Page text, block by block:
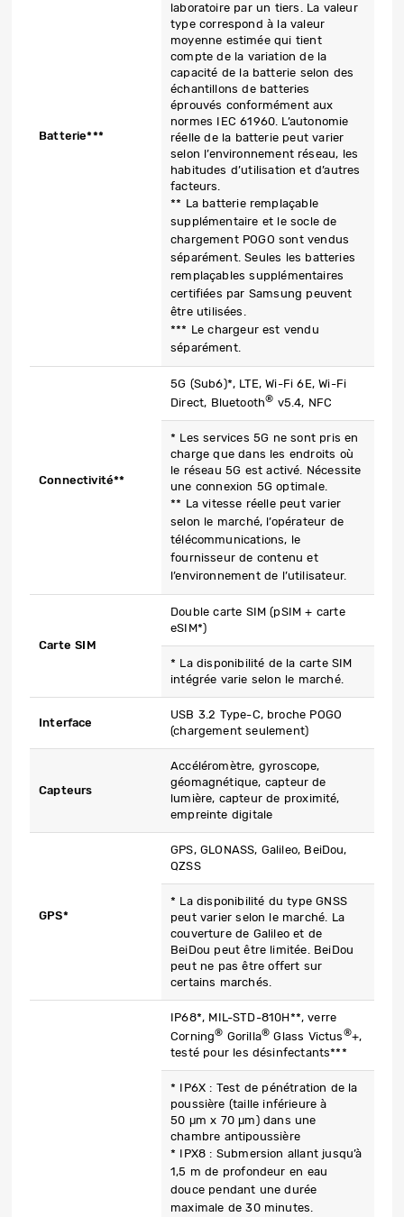
Batterie***
laboratoire par un tiers. La valeur
type correspond à la valeur
moyenne estimée qui tient
compte de la variation de la
capacité de la batterie selon des
échantillons de batteries
éprouvés conformément aux
normes IEC 61960. L’autonomie
réelle de la batterie peut varier
selon l’environnement réseau, les
habitudes d’utilisation et d’autres
facteurs.
** La batterie remplaçable
supplémentaire et le socle de
chargement POGO sont vendus
séparément. Seules les batteries
remplaçables supplémentaires
certifiées par Samsung peuvent
être utilisées.
*** Le chargeur est vendu
séparément.
Connectivité**
5G (Sub6)*, LTE, Wi-Fi 6E, Wi-Fi
Direct, Bluetooth® v5.4, NFC
* Les services 5G ne sont pris en
charge que dans les endroits où
le réseau 5G est activé. Nécessite
une connexion 5G optimale.
** La vitesse réelle peut varier
selon le marché, l’opérateur de
télécommunications, le
fournisseur de contenu et
l’environnement de l’utilisateur.
Carte SIM
Double carte SIM (pSIM + carte
eSIM*)
* La disponibilité de la carte SIM
intégrée varie selon le marché.
Interface
USB 3.2 Type-C, broche POGO
(chargement seulement)
Capteurs
Accéléromètre, gyroscope,
géomagnétique, capteur de
lumière, capteur de proximité,
empreinte digitale
GPS*
GPS, GLONASS, Galileo, BeiDou,
QZSS
* La disponibilité du type GNSS
peut varier selon le marché. La
couverture de Galileo et de
BeiDou peut être limitée. BeiDou
peut ne pas être offert sur
certains marchés.
IP68*, MIL-STD-810H**, verre
Corning® Gorilla® Glass Victus®+,
testé pour les désinfectants***
* IP6X : Test de pénétration de la
poussière (taille inférieure à
50 μm x 70 μm) dans une
chambre antipoussière
* IPX8 : Submersion allant jusqu’à
1,5 m de profondeur en eau
douce pendant une durée
maximale de 30 minutes.